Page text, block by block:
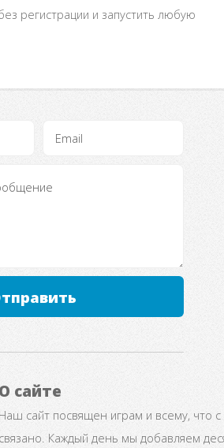
регистрации и запустить любую
О сайте
Наш сайт посвящен играм и всему, что
связано. Каждый день мы добавляем